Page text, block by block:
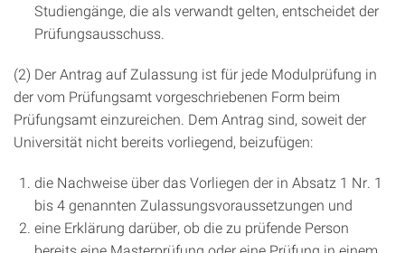
Studiengänge, die als verwandt gelten, entscheidet der
Prüfungsausschuss.
(2) Der Antrag auf Zulassung ist für jede Modulprüfung in
der vom Prüfungsamt vorgeschriebenen Form beim
Prüfungsamt einzureichen. Dem Antrag sind, soweit der
Universität nicht bereits vorliegend, beizufügen:
die Nachweise über das Vorliegen der in Absatz 1 Nr. 1
bis 4 genannten Zulassungsvoraussetzungen und
eine Erklärung darüber, ob die zu prüfende Person